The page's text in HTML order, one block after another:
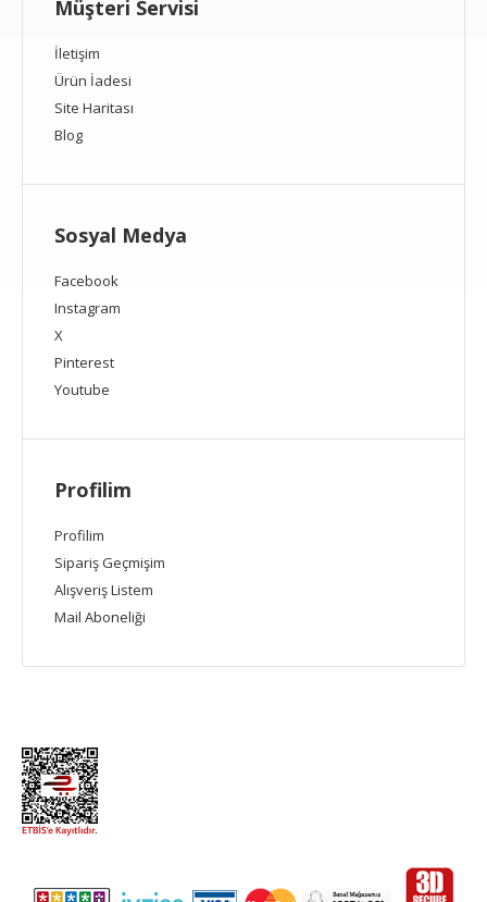
Müşteri Servisi
İletişim
Ürün İadesi
Site Haritası
Blog
Sosyal Medya
Facebook
Instagram
X
Pinterest
Youtube
Profilim
Profilim
Sipariş Geçmişim
Alışveriş Listem
Mail Aboneliği